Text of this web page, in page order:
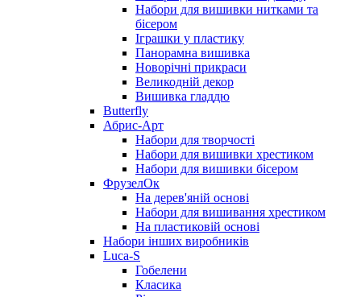
Набори для вишивки нитками та
бісером
Іграшки у пластику
Панорамна вишивка
Новорічні прикраси
Великодній декор
Вишивка гладдю
Butterfly
Абрис-Арт
Набори для творчості
Набори для вишивки хрестиком
Набори для вишивки бісером
ФрузелОк
На дерев'яній основі
Набори для вишивання хрестиком
На пластиковій основі
Набори інших виробників
Luca-S
Гобелени
Класика